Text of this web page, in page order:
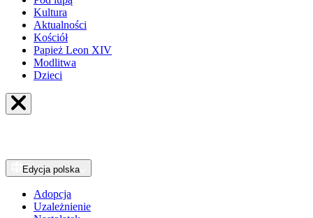
Kultura
Aktualności
Kościół
Papież Leon XIV
Modlitwa
Dzieci
Edycja polska
Adopcja
Uzależnienie